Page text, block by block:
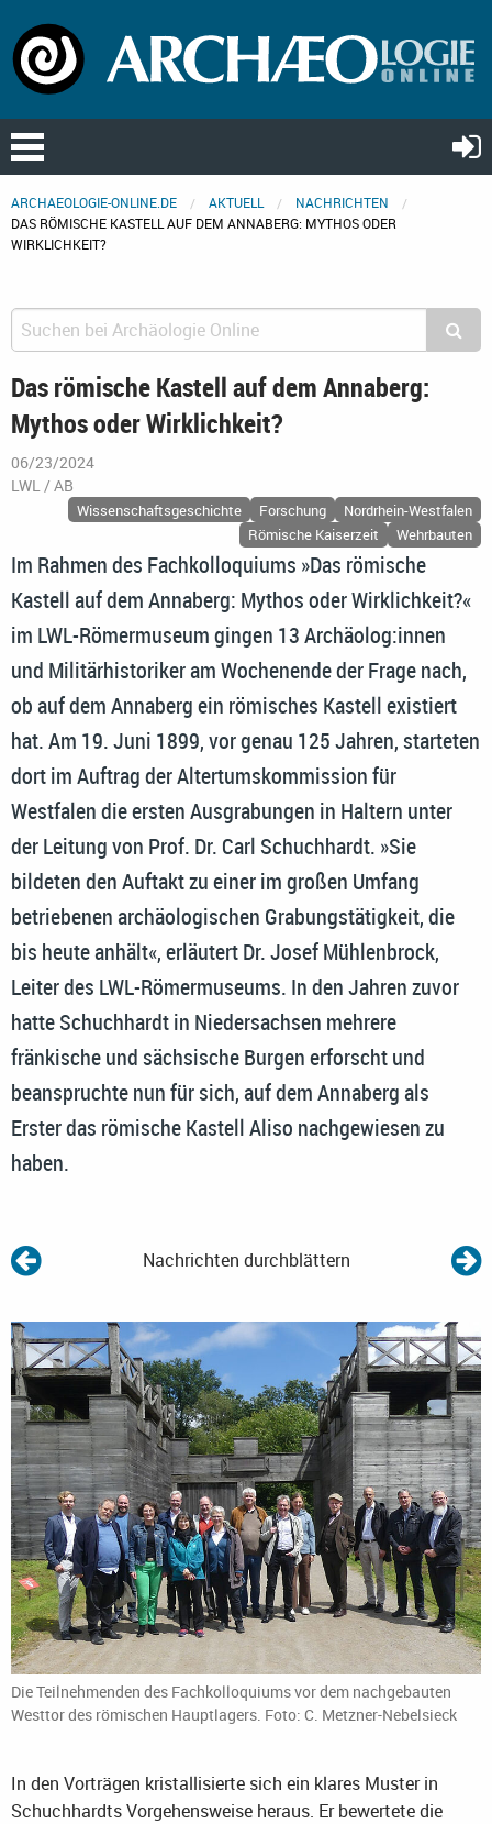
ARCHAEOLOGIE-ONLINE.DE AKTUELL
NACHRICHTEN
DAS RÖMISCHE KASTELL AUF DEM ANNABERG: MYTHOS ODER
WIRKLICHKEIT?
Das römische Kastell auf dem Annaberg:
Mythos oder Wirklichkeit?
06/23/2024
LWL / AB
Wissenschaftsgeschichte Forschung
Nordrhein-Westfalen
Römische Kaiserzeit
Wehrbauten
Im Rahmen des Fachkolloquiums »Das römische
Kastell auf dem Annaberg: Mythos oder Wirklichkeit?«
im LWL-Römermuseum gingen 13 Archäolog:innen
und Militärhistoriker am Wochenende der Frage nach,
ob auf dem Annaberg ein römisches Kastell existiert
hat. Am 19. Juni 1899, vor genau 125 Jahren, starteten
dort im Auftrag der Altertumskommission für
Westfalen die ersten Ausgrabungen in Haltern unter
der Leitung von Prof. Dr. Carl Schuchhardt. »Sie
bildeten den Auftakt zu einer im großen Umfang
betriebenen archäologischen Grabungstätigkeit, die
bis heute anhält«, erläutert Dr. Josef Mühlenbrock,
Leiter des LWL-Römermuseums. In den Jahren zuvor
hatte Schuchhardt in Niedersachsen mehrere
fränkische und sächsische Burgen erforscht und
beanspruchte nun für sich, auf dem Annaberg als
Erster das römische Kastell Aliso nachgewiesen zu
haben.
Nachrichten durchblättern
Die Teilnehmenden des Fachkolloquiums vor dem nachgebauten
Westtor des römischen Hauptlagers. Foto: C. Metzner-Nebelsieck
In den Vorträgen kristallisierte sich ein klares Muster in
Schuchhardts Vorgehensweise heraus. Er bewertete die